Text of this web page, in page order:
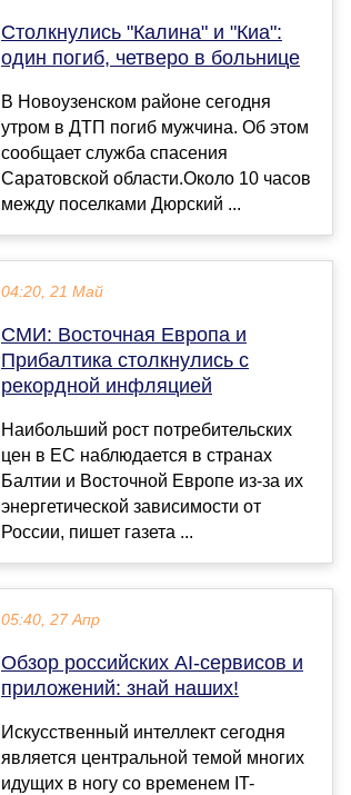
Столкнулись "Калина" и "Киа":
один погиб, четверо в больнице
В Новоузенском районе сегодня
утром в ДТП погиб мужчина. Об этом
сообщает служба спасения
Саратовской области.Около 10 часов
между поселками Дюрский ...
04:20, 21 Май
СМИ: Восточная Европа и
Прибалтика столкнулись с
рекордной инфляцией
Наибольший рост потребительских
цен в ЕС наблюдается в странах
Балтии и Восточной Европе из-за их
энергетической зависимости от
России, пишет газета ...
05:40, 27 Апр
Обзор российских AI-сервисов и
приложений: знай наших!
Искусственный интеллект сегодня
является центральной темой многих
идущих в ногу со временем IT-